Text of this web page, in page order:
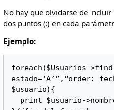
No hay que olvidarse de incluir
dos puntos (:) en cada
Ejemplo:
foreach($Usuarios-
estado=’A’”,“order:
$usuario){